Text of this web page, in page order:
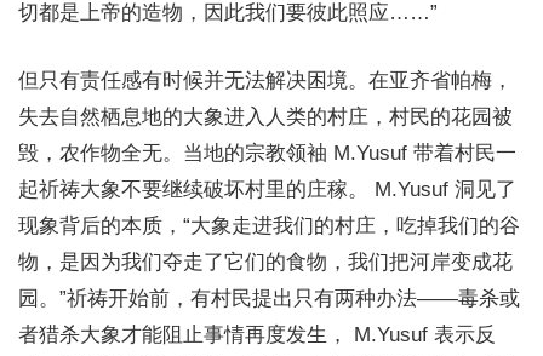
切都是上帝的造物，因此我们要彼此照应……”
但只有责任感有时候并无法解决困境。在亚齐省帕梅，
失去自然栖息地的大象进入人类的村庄，村民的花园被
毁，农作物全无。当地的宗教领袖 M.Yusuf 带着村民一
起祈祷大象不要继续破坏村里的庄稼。 M.Yusuf 洞见了
现象背后的本质，“大象走进我们的村庄，吃掉我们的谷
物，是因为我们夺走了它们的食物，我们把河岸变成花
园。”祈祷开始前，有村民提出只有两种办法——毒杀或
者猎杀大象才能阻止事情再度发生， M.Yusuf 表示反